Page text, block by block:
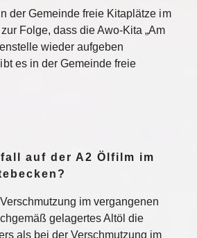
der Gemeinde freie Kitaplätze im
Folge, dass die Awo-Kita „Am
wieder aufgeben
es in der Gemeinde freie
auf der A2 Ölfilm im
im vergangenen
gelagertes Altöl die
als bei der Verschmutzung im